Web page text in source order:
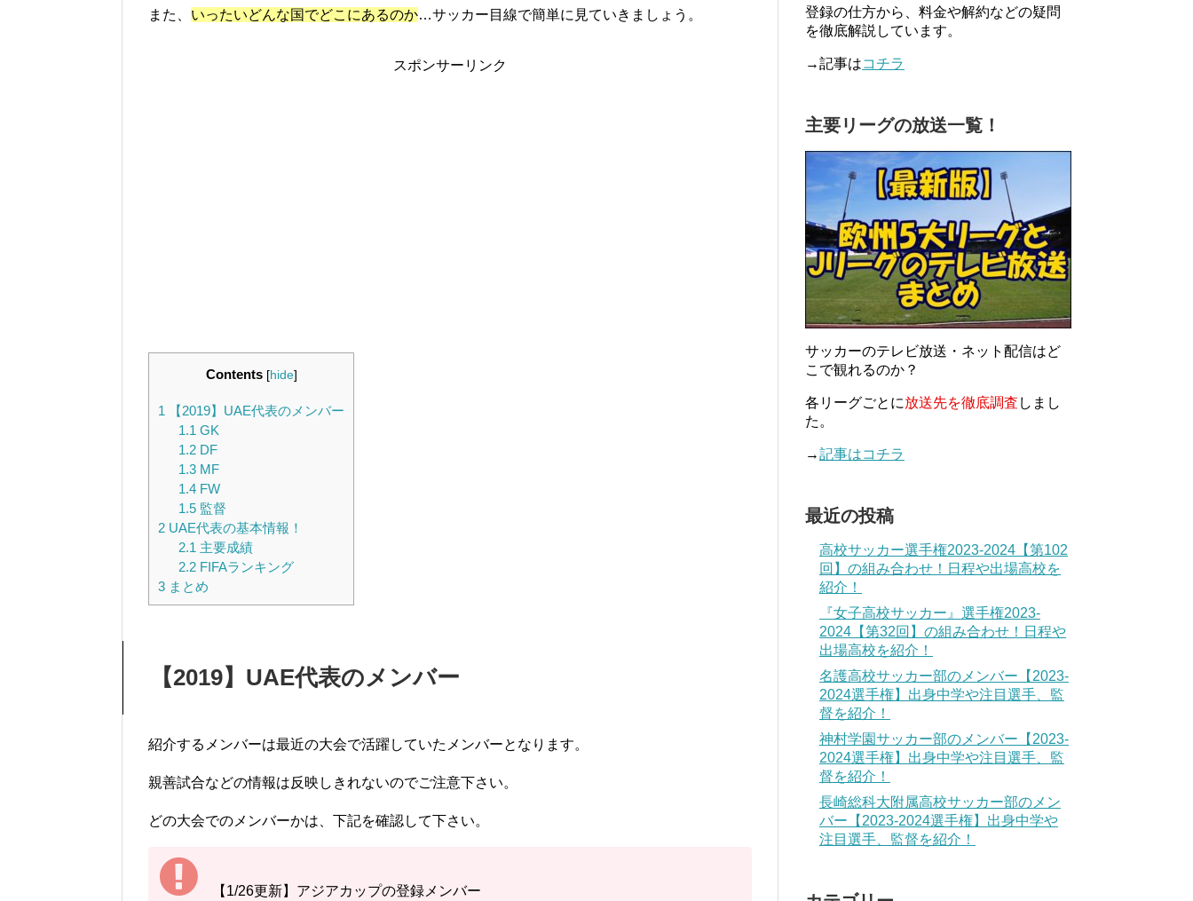
また、 いったいどんな国でどこにあるのか…サッカー目線で簡単に見ていきましょう。
スポンサーリンク
Contents [hide]
1 【2019】UAE代表のメンバー
1.1 GK
1.2DF
1.3MF
1.4FW
1.5監督
2 UAE代表の基本情報！
2.1 主要成績
2.2FIFAランキング
3 まとめ
【2019】UAE代表のメンバー
紹介するメンバーは最近の大会で活躍していたメンバーとなります。
親善試合などの情報は反映しきれないのでご注意下さい。
どの大会でのメンバーかは、下記を確認して下さい。
【1/26更新】アジアカップの登録メンバー
登録の仕方から、料金や解約などの疑問
を徹底解説しています。
→記事はコチラ
主要リーグの放送一覧！
サッカーのテレビ放送・ネット配信はど
こで観れるのか？
各リーグごとに放送先を徹底調査 しまし
た。
→記事はコチラ
最近の投稿
高校サッカー選手権2023-2024【第102
回】の組み合わせ！日程や出場高校を
紹介！
『女子高校サッカー』選手権2023-
2024【第32回】の組み合わせ！日程や
出場高校を紹介！
名護高校サッカー部のメンバー【2023-
2024選手権】出身中学や注目選手、監
督を紹介！
神村学園サッカー部のメンバー【2023-
2024選手権】出身中学や注目選手、監
督を紹介！
長崎総科大附属高校サッカー部のメン
バー【2023-2024選手権】出身中学や
注目選手、監督を紹介！